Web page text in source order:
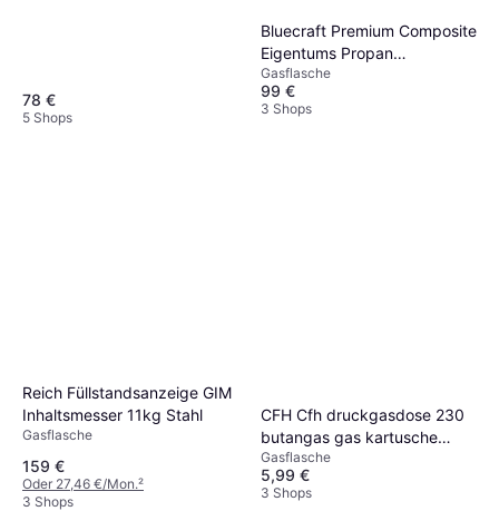
78 €
5 Shops
Bluecraft Premium Composite
Eigentums Propan
Gasflasche 10 kg
Gasflasche
99 €
3 Shops
Reich Füllstandsanzeige GIM
Inhaltsmesser 11kg Stahl
Gasflasche
159 €
Oder 27,46 €/Mon.²
3 Shops
CFH Cfh druckgasdose 230
butangas gas kartusche
gaskartusche butan propan
Gasflasche
5,99 €
3 Shops